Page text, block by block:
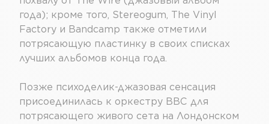
года); кроме того, Stereogum, The Vinyl
Factory и Bandcamp также отметили
потрясающую пластинку в своих списках
лучших альбомов конца года.
Позже психоделик-джазовая сенсация
присоединилась к оркестру BBC для
потрясающего живого сета на Лондонском